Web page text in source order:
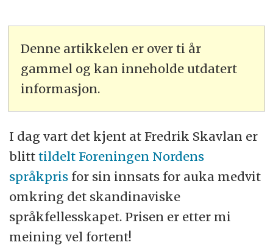
Denne artikkelen er over ti år
gammel og kan inneholde utdatert
informasjon.
I dag vart det kjent at Fredrik Skavlan er
blitttildelt Foreningen Nordens
språkpris for sin innsats for auka medvit
omkring det skandinaviske
språkfellesskapet. Prisen er etter mi
meining vel fortent!